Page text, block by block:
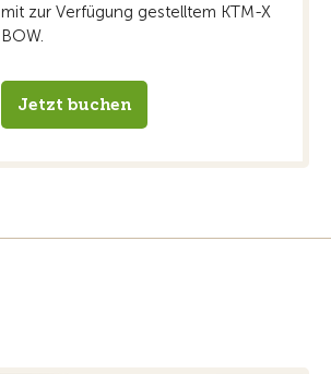
mit zur Verfügung gestelltem KTM-X
BOW.
Jetzt buchen